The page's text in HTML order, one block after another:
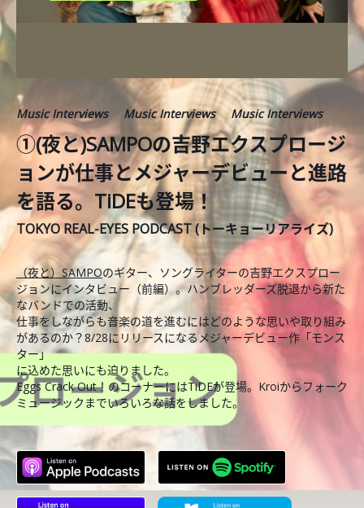
Music Interviews Music Interviews Music Interviews
①(夜と)SAMPOの吉野エクスプロージ
ョンが仕事とメジャーデビューと進路
を語る。TiDEも登場！
TOKYO REAL-EYES PODCAST (トーキョーリアライズ)
（夜と）SAMPOのギター、ソングライターの吉野エクスプロー
ジョンにインタビュー（前編）。ハンブレッダーズ脱退から新た
なバンドでの活動、
仕事をしながらも音楽の道を進むにはどのような思いや取り組み
があるのか？8/28にリリースになるメジャーデビュー作「モンス
ター」
に込めた思いにも迫りました。
Eggs Crack Out！のコーナーにはTiDEが登場。Kroiからフォーク
ミュージックまでいろいろな話をしました。